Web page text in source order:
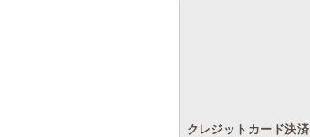
クレジットカード決済